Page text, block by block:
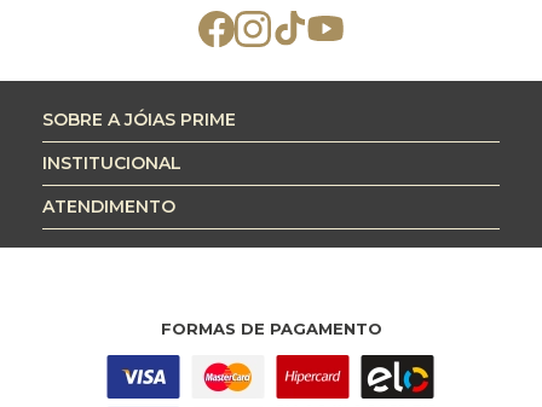
SOBRE A JÓIAS PRIME
INSTITUCIONAL
ATENDIMENTO
FORMAS DE PAGAMENTO